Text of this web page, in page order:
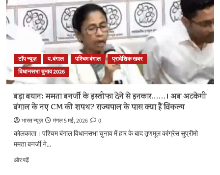
टॉप न्यूज़ प.बंगाल पश्चिम बंगाल
प्रादेशिक खबर
विधानसभा चुनाव 2026
बड़ा बयान: ममता बनर्जी के इस्तीफा देने से इनकार……। अब अटकेगी
बंगाल के नए CM की शपथ? राज्यपाल के पास क्या हैं विकल्प
भारत न्यूज़ मंगल 5 मई, 2026
0
कोलकाता। पश्चिम बंगाल विधानसभा चुनाव में हार के बाद तृणमूल कांग्रेस सुप्रीमो
ममता बनर्जी ने...
और पढ़ेंबड़ा